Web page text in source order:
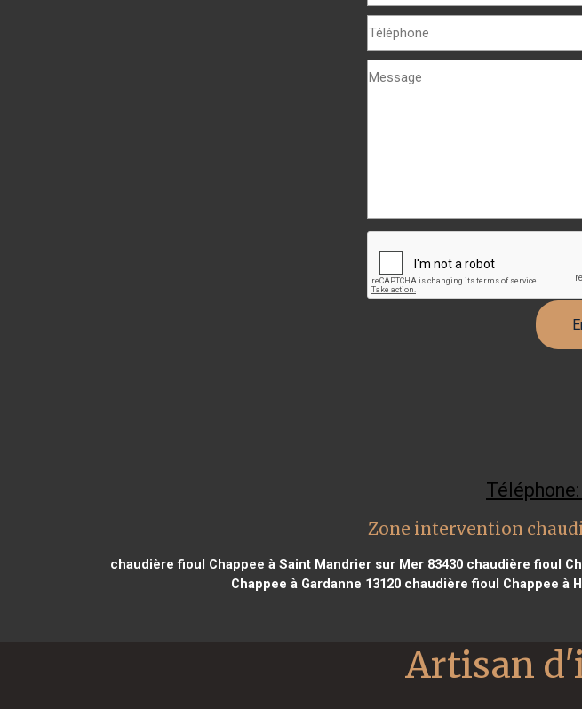
Zone intervention
chaudière fioul Chappee à Saint Mandrier sur Mer 83430 chaudière fioul
Chappee à Gardanne 13120chaudière fioul Chappee à
Artisan